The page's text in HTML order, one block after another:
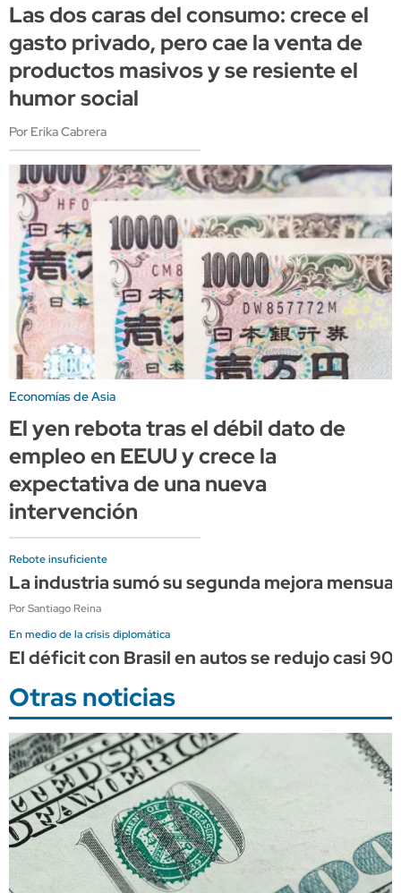
Las dos caras del consumo: crece el
gasto privado, pero cae la venta de
productos masivos y se resiente el
humor social
Por Erika Cabrera
Economías de Asia
El yen rebota tras el débil dato de
empleo en EEUU y crece la
expectativa de una nueva
intervención
Rebote insuficiente
La industria sumó su segunda mejora
Por Santiago Reina
En medio de la crisis diplomática
El déficit con Brasil en autos se redujo casi
Otras noticias